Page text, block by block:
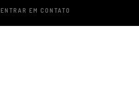
ENTRAR EM CONTATO